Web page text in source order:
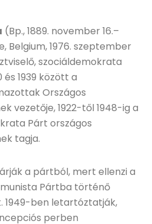
(Bp., 1889. november 16.–
Belgium, 1976. szeptember
szociáldemokrata
és 1939 között a
Országos
vezetője, 1922-től 1948-ig a
Párt országos
tagja.
a pártból, mert ellenzi a
Pártba történő
1949-ben letartóztatják,
perben